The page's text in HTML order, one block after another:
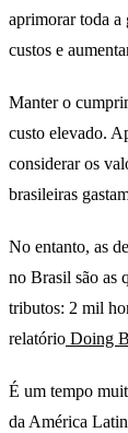
aprimorar toda a
custos e
Manter o
custo elevado.
considerar os
brasileiras
No entanto, as
no Brasil são as
tributos: 2 mil
relatório Doing
É um tempo
da América